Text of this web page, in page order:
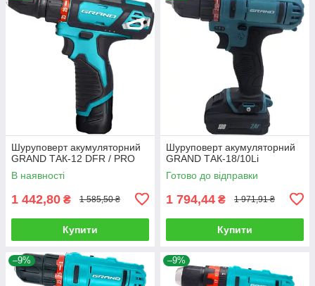
Шуруповерт акумуляторний
GRAND ТАК-12 DFR / PRO
В наявності
1 442,80 ₴ 1 585,50 ₴
Купити
Шуруповерт акумуляторний
GRAND ТАК-18/10Li
Готово до відправки
1 794,44 ₴ 1 971,91 ₴
Купити
–9% –9%